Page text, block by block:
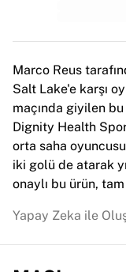
ABD kadın futbolu
NWSL
OL Lyonnes
Paris Saint-Germain
Arsenal WFC
Ülkeye göre göz atın
Basketbol
Öne çıkanlar
Charlotte Hornets
LA Clippers
Portland Trail Blazers
Marco Reus
Salt Lake'e karşı
maçında giyilen
Dignity Health
orta saha
iki golü de atarak
onaylı bu ürün,
Yapay Zeka ile